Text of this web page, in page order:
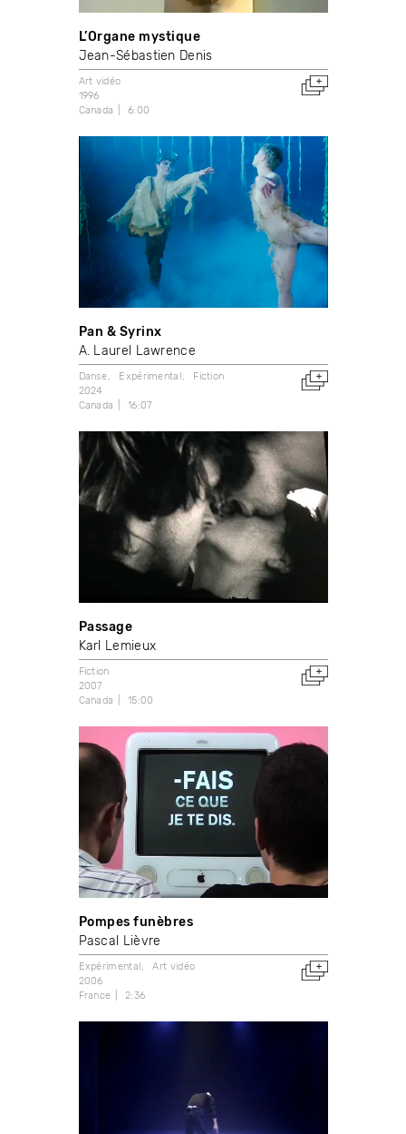
L’Organe mystique
Jean-Sébastien Denis
Art vidéo
1996
Canada
6:00
Pan & Syrinx
A. Laurel Lawrence
Danse Expérimental
Fiction
2024
Canada
16:07
Passage
Karl Lemieux
Fiction
2007
Canada
15:00
Pompes funèbres
Pascal Lièvre
Expérimental
Art vidéo
2006
France
2:36